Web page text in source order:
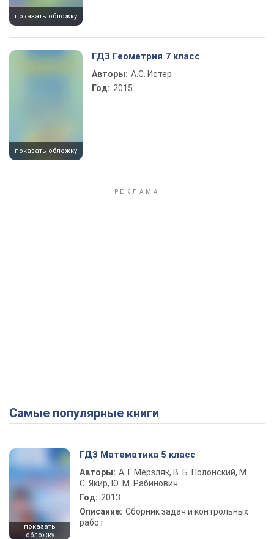
показать обложку
показать обложку
ГДЗ Геометрия 7 класс
Авторы: А.С. Истер
Год: 2015
Самые популярные книги
показать
обложку
ГДЗ Математика 5 класс
Авторы: А. Г. Мерзляк, В. Б. Полонский, М.
С. Якир, Ю. М. Рабинович
Год: 2013
Описание: Сборник задач и контрольных
работ